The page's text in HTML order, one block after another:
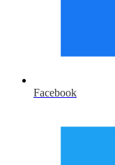
Facebook